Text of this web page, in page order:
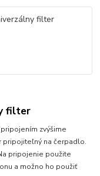
filter
zvýšime
pripojiteľný na čerpadlo.
pripojenie použite
a možno ho použiť